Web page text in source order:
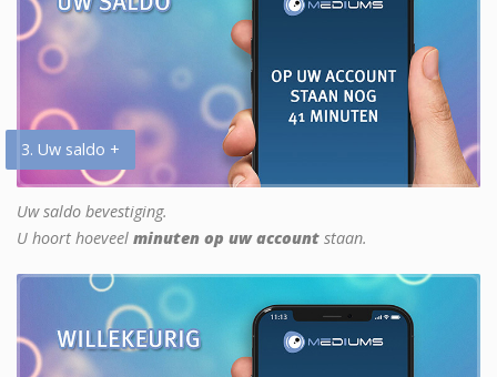
3. Uw saldo +
Uw saldo bevestiging.
U hoort hoeveel minuten op uw account staan.